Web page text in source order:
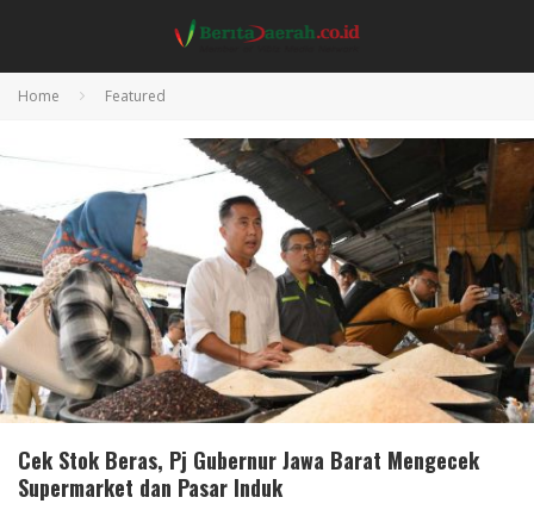
Home Featured
Cek Stok Beras, Pj Gubernur Jawa Barat Mengecek
Supermarket dan Pasar Induk